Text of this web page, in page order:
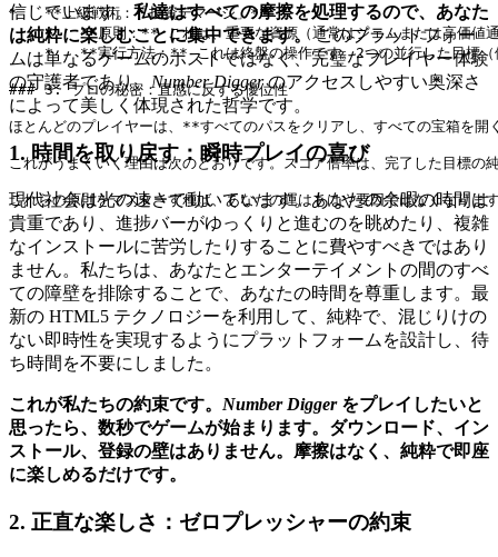
*   **上級戦術：「投資デマージ」**
*   **原則：** これは、重要な資源（通常はジェムまたは高価値
*   **実行方法：** これは終盤の操作です。2つの並行した目標（
### 3. プロの秘密：直感に反する優位性
ほとんどのプレイヤーは、**すべてのパスをクリアし、すべての宝箱を
これがうまくいく理由は次のとおりです。スコア倍率は、完了した目標
信じています。 私達はすべての摩擦を処理するので、あなた
は純粋に楽しむことに集中できます。このプラットフォー
ムは単なるゲームのホストではなく、完璧なプレイヤー体験
の守護者であり、Number Diggerのアクセスしやすい奥深さ
によって美しく体現された哲学です。
1. 時間を取り戻す：瞬時プレイの喜び
現代社会は光の速さで動いています。あなたの余暇の時間は
貴重であり、進捗バーがゆっくりと進むのを眺めたり、複雑
なインストールに苦労したりすることに費やすべきではあり
ません。私たちは、あなたとエンターテイメントの間のすべ
ての障壁を排除することで、あなたの時間を尊重します。最
新の HTML5 テクノロジーを利用して、純粋で、混じりけの
ない即時性を実現するようにプラットフォームを設計し、待
ち時間を不要にしました。
これが私たちの約束です。 Number Diggerをプレイしたいと
思ったら、数秒でゲームが始まります。ダウンロード、イン
ストール、登録の壁はありません。摩擦はなく、純粋で即座
に楽しめるだけです。
2. 正直な楽しさ：ゼロプレッシャーの約束